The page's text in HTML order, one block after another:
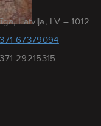
Latvija, LV – 1012
67379094
29215315